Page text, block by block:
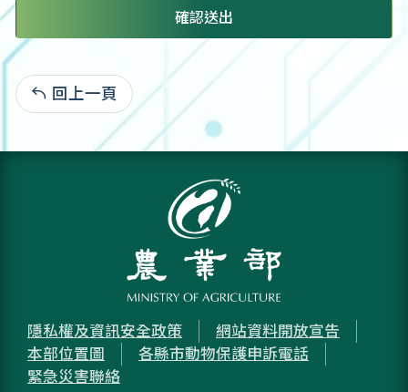
確認送出
回上一頁
隱私權及資訊安全政策
網站資料開放宣告
本部位置圖
各縣市動物保護申訴電話
緊急災害聯絡